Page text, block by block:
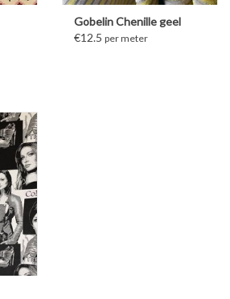
Gobelin Chenille geel
€12.5 per meter